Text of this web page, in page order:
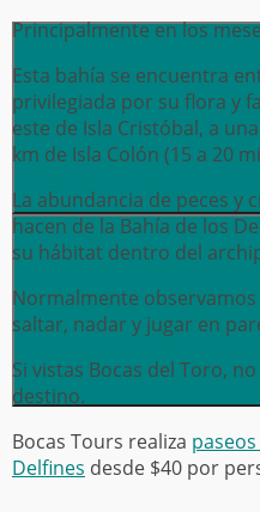
Principalmente en los
Esta bahía se encuentra
privilegiada por su flora y
este de Isla Cristóbal, a
km de Isla Colón (15 a 20
La abundancia de peces y
hacen de la Bahía de los
su hábitat dentro del
Normalmente
saltar, nadar y jugar en
Si vistas Bocas del Toro,
destino.
Bocas Tours realiza
Delfines desde $40 por